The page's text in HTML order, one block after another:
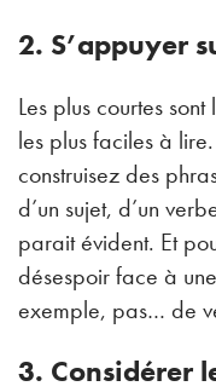
2. S’appuyer
Les plus courtes
les plus faciles à
construisez des
d’un sujet, d’un
parait évident. Et
désespoir face à
exemple, pas… de
3. Considérer